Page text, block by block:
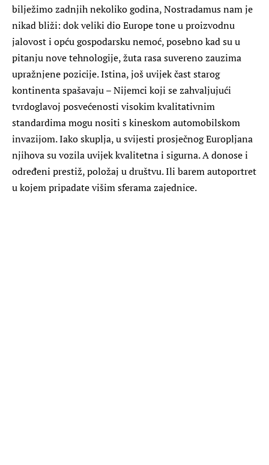
bilježimo zadnjih nekoliko godina, Nostradamus nam je
nikad bliži: dok veliki dio Europe tone u proizvodnu
jalovost i opću gospodarsku nemoć, posebno kad su u
pitanju nove tehnologije, žuta rasa suvereno zauzima
upražnjene pozicije. Istina, još uvijek čast starog
kontinenta spašavaju – Nijemci koji se zahvaljujući
tvrdoglavoj posvećenosti visokim kvalitativnim
standardima mogu nositi s kineskom automobilskom
invazijom. Iako skuplja, u svijesti prosječnog Europljana
njihova su vozila uvijek kvalitetna i sigurna. A donose i
određeni prestiž, položaj u društvu. Ili barem autoportret
u kojem pripadate višim sferama zajednice.